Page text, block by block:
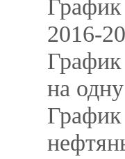
2016-
на